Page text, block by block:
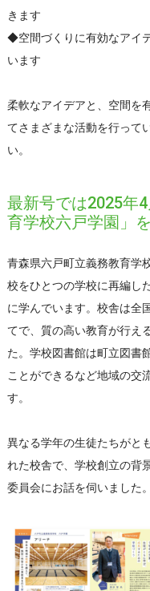
きます
◆空間づくりに有効なアイ
います
柔軟なアイデアと、空間を
てさまざまな活動を行って
い。
最新号では2025年
育学校六戸学園」
青森県六戸町立義務教育学
校をひとつの学校に再編し
に学んでいます。校舎は全
てで、質の高い教育が行え
た。学校図書館は町立図書
ことができるなど地域の交
す。
異なる学年の生徒たちがと
れた校舎で、学校創立の背
委員会にお話を伺いました。